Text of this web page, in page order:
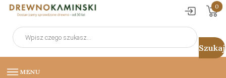
0
Wyszukiwarka
produktów
MENU